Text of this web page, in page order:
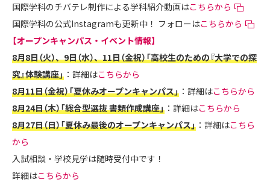
国際学科のチバテレ制作による学科紹介動画はこちらから
国際学科の公式Instagramも更新中！ フォローはこちらから
【オープンキャンパス・イベント情報】
8月8日（火）、9日（水）、11日（金祝）「高校生のための『大学での探
究』体験講座」 ：詳細はこちらから
8月11日（金祝）「夏休みオープンキャンパス」 ：詳細はこちらから
8月24日（木）「総合型選抜 書類作成講座」 ：詳細はこちらから
8月27日（日）「夏休み最後のオープンキャンパス」 ：詳細はこちら
から
入試相談・学校見学は随時受付中です！
詳細はこちらから